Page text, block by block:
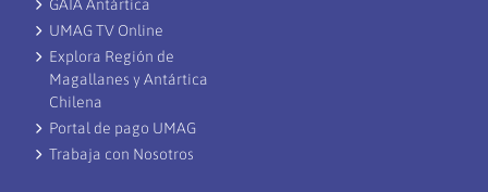
docentes
GAIA Antártica
UMAG TV Online
Explora Región de
Magallanes y Antártica
Chilena
Portal de pago UMAG
Trabaja con Nosotros